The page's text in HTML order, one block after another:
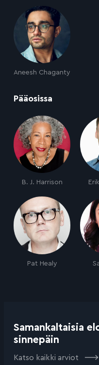
Aneesh Chaganty
Pääosissa
B. J. Harrison
Pat Healy
Samankaltaisia
sinnepäin
Katso kaikki arviot